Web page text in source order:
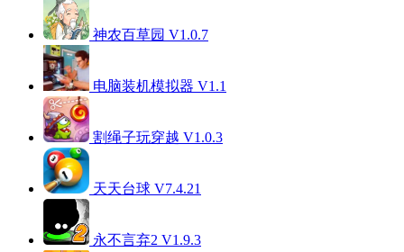
神农百草园 V1.0.7
电脑装机模拟器 V1.1
割绳子玩穿越 V1.0.3
天天台球 V7.4.21
永不言弃2 V1.9.3